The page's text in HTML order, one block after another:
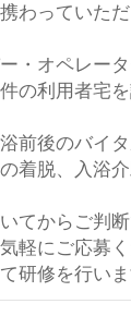
わっていただ
・オペレー
の利用者宅
前後のバイタ
着脱、入浴
てからご判
軽にご応募
研修を行いま